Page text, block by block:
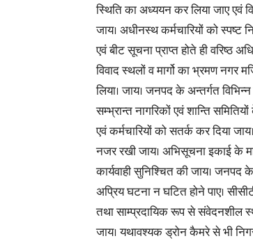
स्थिति का अध्ययन कर लिया जाए एवं
जाय। अधीनस्थ कर्मचारियों को
एवं बीट सूचना प्राप्त होते ही वरिष्ठ
विवाद स्थलों व मार्गो का भ्रमण नगर
लिया। जाय। जनपद के अन्तर्गत
सम्भ्रान्त नागरिकों एवं शान्ति
एवं कर्मचारियों को सतर्क कर दिया
नजर रखी जाय। अभिसूचना इकाई के
कार्यवाही सुनिश्चित की जाय। जनपद
अप्रिय घटना न घटित होने पाए।
तथा साम्प्रदायिक रूप से संवेदनशील
जाय। यथावश्यक ड्रोन कैमरे से भी